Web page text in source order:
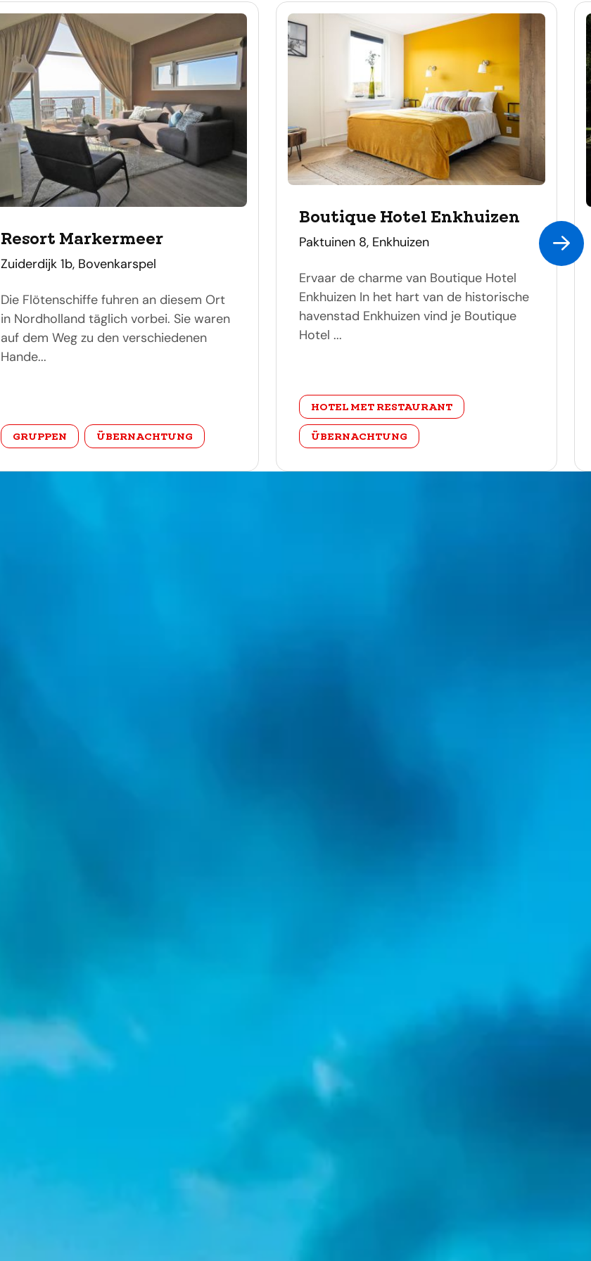
Resort Markermeer
adres
Zuiderdijk 1b, Bovenkarspel
Die Flötenschiffe fuhren an diesem Ort
in Nordholland täglich vorbei. Sie waren
auf dem Weg zu den verschiedenen
Hande...
categorie
GRUPPEN ÜBERNACHTUNG
Boutique Hotel Enkhuizen
adres
Paktuinen 8, Enkhuizen
Ervaar de charme van Boutique Hotel
Enkhuizen In het hart van de historische
havenstad Enkhuizen vind je Boutique
Hotel ...
categorie
HOTEL MET RESTAURANT
ÜBERNACHTUNG